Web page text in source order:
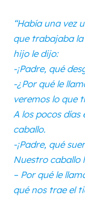
“Había una vez
que trabajaba
hijo le dijo:
-¡Padre, qué
-¿Por qué le
veremos lo que
A los pocos
caballo.
-¡Padre, qué
Nuestro caballo
– Por qué le
qué nos trae el